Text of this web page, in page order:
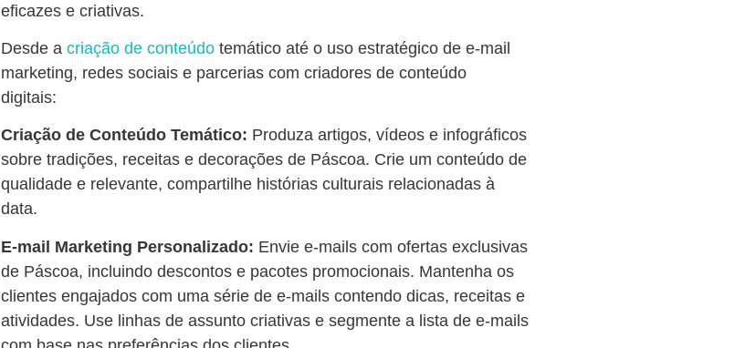
eficazes e criativas.
Desde a criação de conteúdo temático até o uso estratégico de e-mail
marketing, redes sociais e parcerias com criadores de conteúdo
digitais:
Criação de Conteúdo Temático: Produza artigos, vídeos e infográficos
sobre tradições, receitas e decorações de Páscoa. Crie um conteúdo de
qualidade e relevante, compartilhe histórias culturais relacionadas à
data.
E-mail Marketing Personalizado: Envie e-mails com ofertas exclusivas
de Páscoa, incluindo descontos e pacotes promocionais. Mantenha os
clientes engajados com uma série de e-mails contendo dicas, receitas e
atividades. Use linhas de assunto criativas e segmente a lista de e-mails